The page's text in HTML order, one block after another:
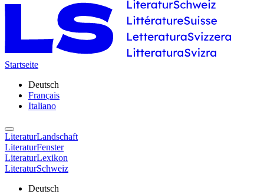
Startseite
Deutsch
Français
Italiano
LiteraturLandschaft
LiteraturFenster
LiteraturLexikon
LiteraturSchweiz
Deutsch